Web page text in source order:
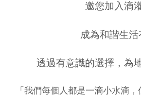
邀您加入滴
成為和諧生
透過有意識的選擇，為
「我們每個人都是一滴小水滴